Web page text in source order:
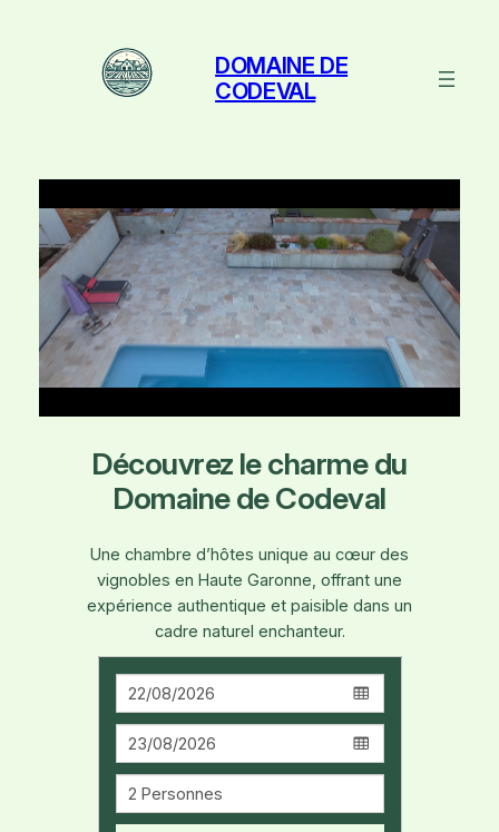
DOMAINE DE
CODEVAL
Découvrez le charme du
Domaine de Codeval
Une chambre d’hôtes unique au cœur des
vignobles en Haute Garonne, offrant une
expérience authentique et paisible dans un
cadre naturel enchanteur.